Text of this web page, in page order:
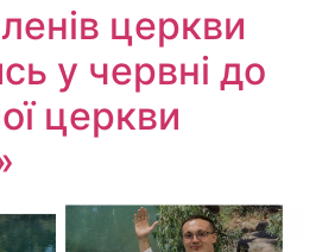
церкви
у червні до
церкви